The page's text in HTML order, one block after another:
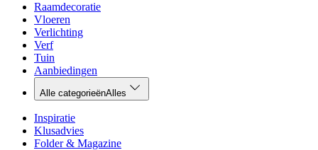
Raamdecoratie
Vloeren
Verlichting
Verf
Tuin
Aanbiedingen
Alle categorieënAlles
Inspiratie
Klusadvies
Folder & Magazine